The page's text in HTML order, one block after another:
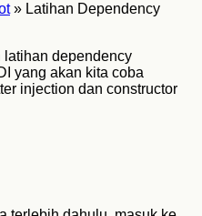
» Latihan Dependency
latihan dependency
yang akan kita coba
injection dan constructor